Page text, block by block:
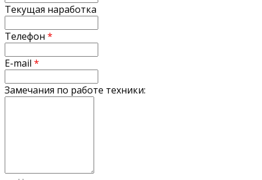
Текущая наработка
Телефон *
E-mail *
Замечания по работе техники: